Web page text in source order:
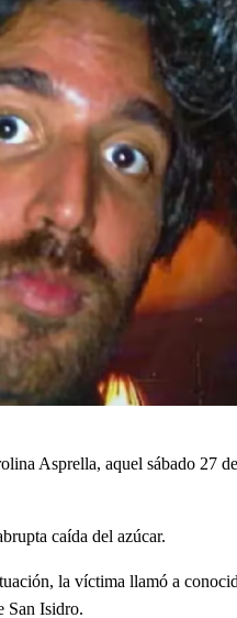
Asprella, aquel sábado 27
caída del azúcar.
la víctima llamó a
San Isidro.